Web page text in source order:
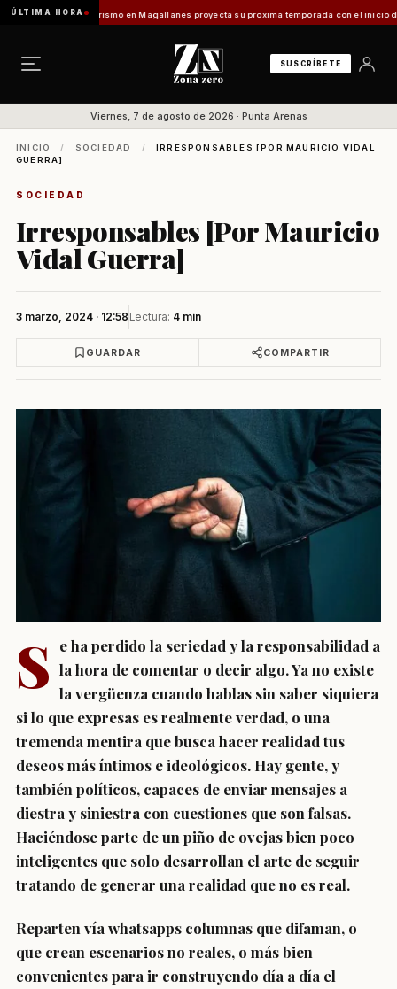
ÚLTIMA HORA
Vladilo] Turismo en Magallanes proyecta su próxima temporada con el inicio de
SUSCRÍBETE
Viernes, 7 de agosto de 2026 · Punta Arenas
INICIO / SOCIEDAD /
IRRESPONSABLES [POR MAURICIO VIDAL
GUERRA]
SOCIEDAD
Irresponsables [Por Mauricio
Vidal Guerra]
3 marzo, 2024 · 12:58 Lectura: 4 min
GUARDAR COMPARTIR
S e ha perdido la seriedad y la responsabilidad a
la hora de comentar o decir algo. Ya no existe
la vergüenza cuando hablas sin saber siquiera
si lo que expresas es realmente verdad, o una
tremenda mentira que busca hacer realidad tus
deseos más íntimos e ideológicos. Hay gente, y
también políticos, capaces de enviar mensajes a
diestra y siniestra con cuestiones que son falsas.
Haciéndose parte de un piño de ovejas bien poco
inteligentes que solo desarrollan el arte de seguir
tratando de generar una realidad que no es real.
Reparten vía whatsapps columnas que difaman, o
que crean escenarios no reales, o más bien
convenientes para ir construyendo día a día el